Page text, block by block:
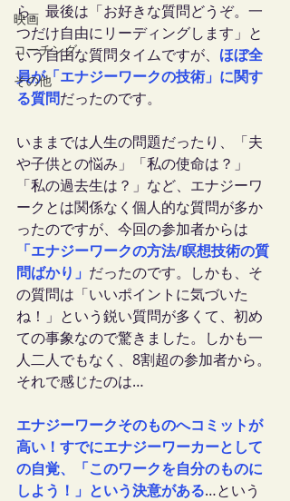
映画
コーチング
その他
ら、最後は「お好きな質問どうぞ。一
つだけ自由にリーディングします」と
いう自由な質問タイムですが、 ほぼ全
員が「エナジーワークの技術」に関す
る質問だったのです。
いままでは人生の問題だったり、「夫
や子供との悩み」「私の使命は？」
「私の過去生は？」など、エナジーワ
ークとは関係なく個人的な質問が多か
ったのですが、今回の参加者からは
「エナジーワークの方法/瞑想技術の質
問ばかり」 だったのです。しかも、そ
の質問は「いいポイントに気づいた
ね！」という鋭い質問が多くて、初め
ての事象なので驚きました。しかも一
人二人でもなく、8割超の参加者から。
それで感じたのは…
エナジーワークそのものへコミットが
高い！すでにエナジーワーカーとして
の自覚、「このワークを自分のものに
しよう！」という決意がある…という